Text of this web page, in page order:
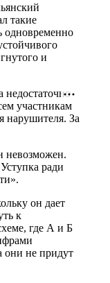
такие
одновременно
и
участникам
нарушителя. За
невозможен.
ради
он дает
к
где А и Б
они не придут